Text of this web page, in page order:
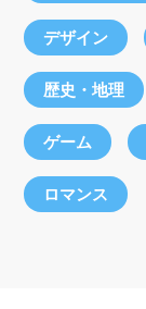
デザイン
歴史・地理
ゲーム
ロマンス